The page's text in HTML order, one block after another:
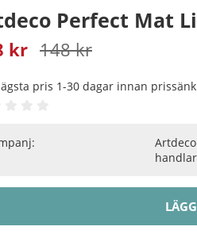
Perfect Mat
148kr
kr
pris 1-30 dagar innan